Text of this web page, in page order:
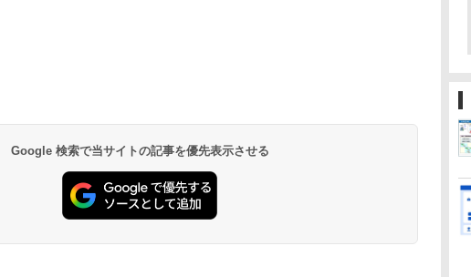
Google 検索で当サイトの記事を優先表示させる